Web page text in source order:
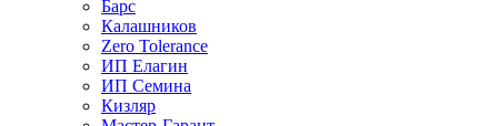
Барс
Калашников
Zero Tolerance
ИП Елагин
ИП Семина
Кизляр